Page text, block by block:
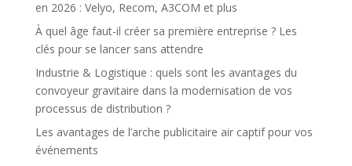
en 2026 : Velyo, Recom, A3COM et plus
À quel âge faut-il créer sa première entreprise ? Les
clés pour se lancer sans attendre
Industrie & Logistique : quels sont les avantages du
convoyeur gravitaire dans la modernisation de vos
processus de distribution ?
Les avantages de l’arche publicitaire air captif pour vos
événements